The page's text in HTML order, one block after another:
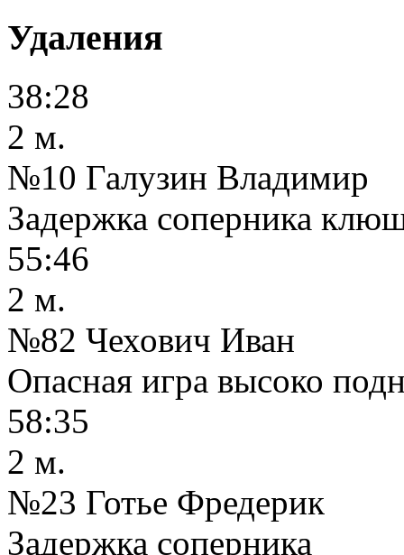
Удаления
38:28
2 м.
№10 Галузин Владимир
Задержка соперника
55:46
2 м.
№82 Чехович Иван
Опасная игра высоко
58:35
2 м.
№23 Готье Фредерик
Задержка соперника